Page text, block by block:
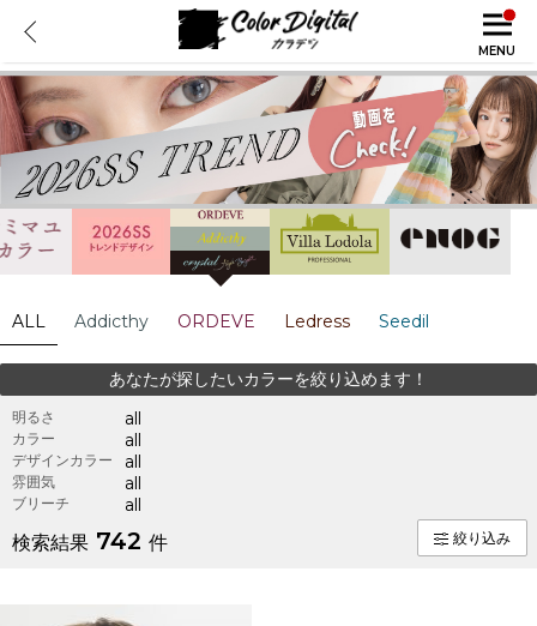
MENU
ALL Addicthy ORDEVE Ledress Seedil
あなたが探したいカラーを絞り込めます！
明るさ all
カラー all
デザインカラー all
雰囲気 all
ブリーチ all
検索結果 742 件 絞り込み